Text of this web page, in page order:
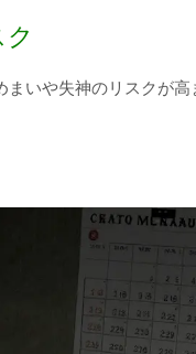
まいや失神のリスクが高